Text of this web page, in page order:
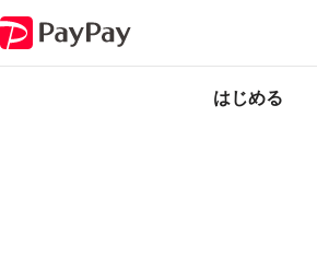
はじめる